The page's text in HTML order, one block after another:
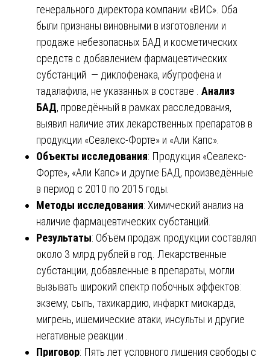
генерального директора компании «ВИС». Оба
были признаны виновными в изготовлении и
продаже небезопасных БАД и косметических
средств с добавлением фармацевтических
субстанций — диклофенака, ибупрофена и
тадалафила, не указанных в составе . Анализ
БАД, проведённый в рамках расследования,
выявил наличие этих лекарственных препаратов в
продукции «Сеалекс-Форте» и «Али Капс».
Объекты исследования: Продукция «Сеалекс-
Форте», «Али Капс» и другие БАД, произведённые
в период с 2010 по 2015 годы.
Методы исследования: Химический анализ на
наличие фармацевтических субстанций.
Результаты: Объём продаж продукции составлял
около 3 млрд рублей в год. Лекарственные
субстанции, добавленные в препараты, могли
вызывать широкий спектр побочных эффектов:
экзему, сыпь, тахикардию, инфаркт миокарда,
мигрень, ишемические атаки, инсульты и другие
негативные реакции .
Приговор: Пять лет условного лишения свободы с